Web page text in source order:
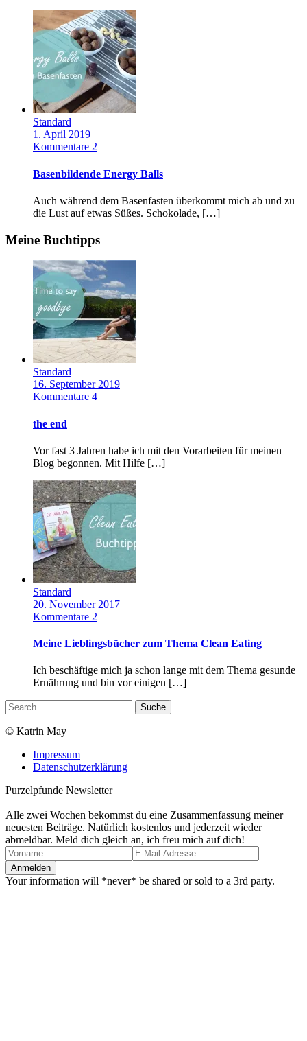
Standard
1. April 2019
Kommentare 2
Basenbildende Energy Balls
Auch während dem Basenfasten überkommt mich ab und zu
die Lust auf etwas Süßes. Schokolade, […]
Meine Buchtipps
Standard
16. September 2019
Kommentare 4
the end
Vor fast 3 Jahren habe ich mit den Vorarbeiten für meinen
Blog begonnen. Mit Hilfe […]
Standard
20. November 2017
Kommentare 2
Meine Lieblingsbücher zum Thema Clean Eating
Ich beschäftige mich ja schon lange mit dem Thema gesunde
Ernährung und bin vor einigen […]
© Katrin May
Impressum
Datenschutzerklärung
Purzelpfunde Newsletter
Alle zwei Wochen bekommst du eine Zusammenfassung meiner
neuesten Beiträge. Natürlich kostenlos und jederzeit wieder
abmeldbar. Meld dich gleich an, ich freu mich auf dich!
Your information will *never* be shared or sold to a 3rd party.